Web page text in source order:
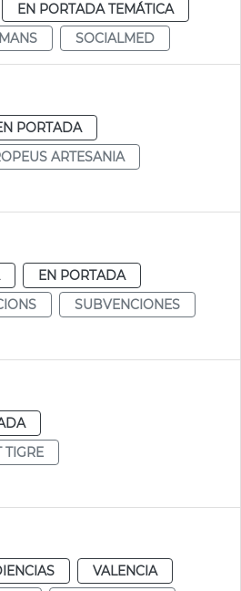
EN PORTADA TEMÁTICA
SOCIALMED
PORTADA
ARTESANIA
EN PORTADA
SUBVENCIONES
TIGRE
VALENCIA